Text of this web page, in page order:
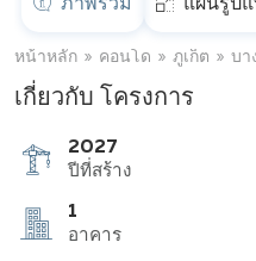
ภาพรวม แผนรูป
หน้าหลัก คอนโด ภูเก็ต บา
เกี่ยวกับ โครงการ
2027